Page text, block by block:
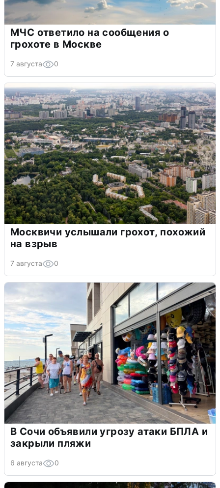
МЧС ответило на сообщения о
грохоте в Москве
7 августа 0
Москвичи услышали грохот, похожий
на взрыв
7 августа 0
В Сочи объявили угрозу атаки БПЛА и
закрыли пляжи
6 августа 0